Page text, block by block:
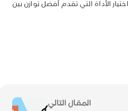
الأداة التي تقدم أفضل توازن بين
المقال التالي